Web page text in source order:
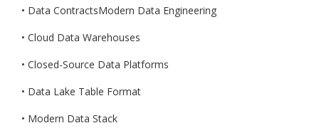
• Data ContractsModern Data Engineering
• Cloud Data Warehouses
• Closed-Source Data Platforms
• Data Lake Table Format
• Modern Data Stack